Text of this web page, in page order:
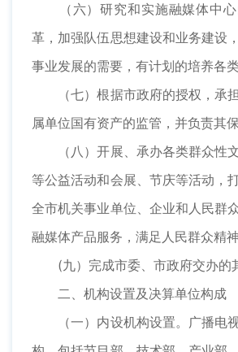
（六）研究和实施融媒体中心
革，加强队伍思想建设和业务建设
事业发展的需要，有计划的培养各
（七）根据市政府的授权，承
属单位国有资产的监管，并负责其保
（八）开展、承办各类群众性
等公益活动和会展、节庆等活动，
全市机关事业单位、企业和人民群
融媒体产品服务，满足人民群众精神
(九）完成市委、市政府交办的其
二、机构设置及决算单位构成
（一）内设机构设置。广播电